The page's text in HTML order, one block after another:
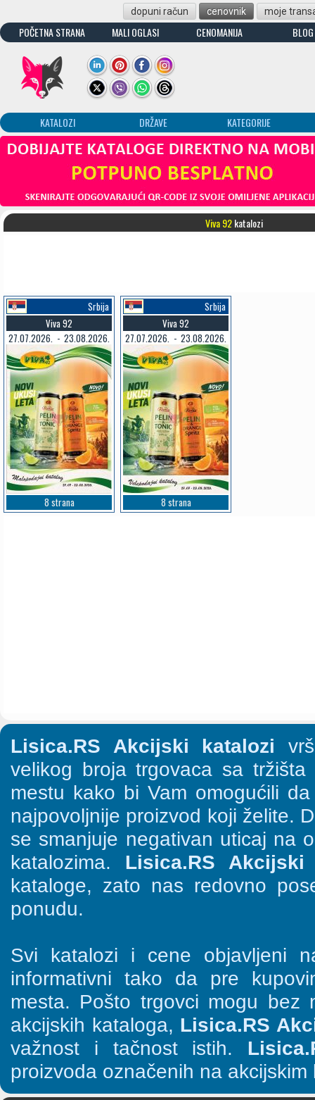
dopuni račun cenovnik moje
POČETNA STRANA MALI OGLASI CENOMANIJA BLOG
KATALOZI DRŽAVE KATEGORIJE
Viva 92katalozi
Srbija
Viva 92
27.07.2026. - 23.08.2026.
8 strana
Srbija
Viva 92
27.07.2026. - 23.08.2026.
8 strana
Lisica.RS Akcijski katalozi
velikog broja trgovaca sa
mestu kako bi Vam omogućili
najpovoljnije proizvod koji želite.
se smanjuje negativan uticaj na
katalozima. Lisica.RS Akcijski
kataloge, zato nas redovno
ponudu.
Svi katalozi i cene objavljeni
informativni tako da pre
mesta. Pošto trgovci mogu bez
akcijskih kataloga, Lisica.RS
važnost i tačnost istih.
proizvoda označenih na akcijskim